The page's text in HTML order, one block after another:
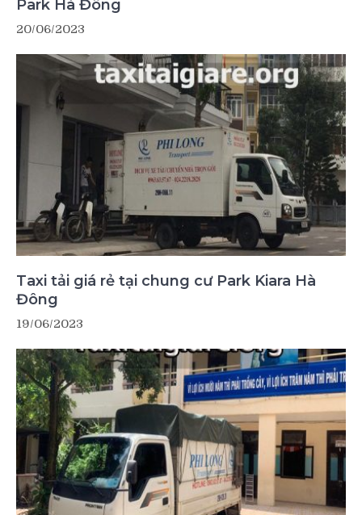
Park Hà Đông
20/06/2023
Taxi tải giá rẻ tại chung cư Park Kiara Hà
Đông
19/06/2023